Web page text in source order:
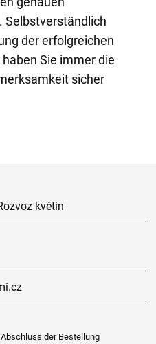
Selbstverständlich
der erfolgreichen
Sie immer die
sicher
květin
der Bestellung